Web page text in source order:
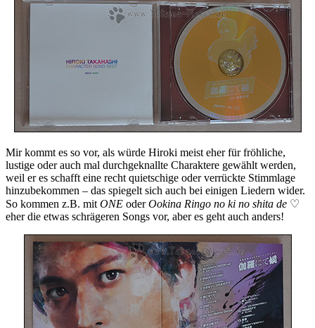
Mir kommt es so vor, als würde Hiroki meist eher für fröhliche,
lustige oder auch mal durchgeknallte Charaktere gewählt werden,
weil er es schafft eine recht quietschige oder verrückte Stimmlage
hinzubekommen – das spiegelt sich auch bei einigen Liedern wider.
So kommen z.B. mit ONE oderOokina Ringo no ki no shita de ♡
eher die etwas schrägeren Songs vor, aber es geht auch anders!